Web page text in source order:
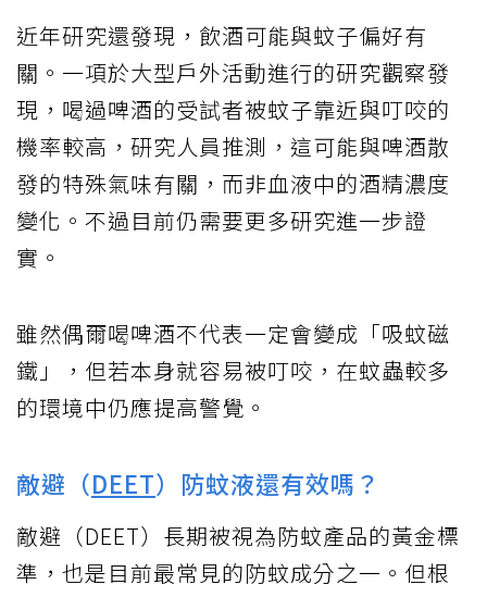
近年研究還發現，飲酒可能與蚊子偏好有
關。一項於大型戶外活動進行的研究觀察發
現，喝過啤酒的受試者被蚊子靠近與叮咬的
機率較高，研究人員推測，這可能與啤酒散
發的特殊氣味有關，而非血液中的酒精濃度
變化。不過目前仍需要更多研究進一步證
實。
雖然偶爾喝啤酒不代表一定會變成「吸蚊磁
鐵」，但若本身就容易被叮咬，在蚊蟲較多
的環境中仍應提高警覺。
敵避（DEET）防蚊液還有效嗎？
敵避（DEET）長期被視為防蚊產品的黃金標
準，也是目前最常見的防蚊成分之一。但根